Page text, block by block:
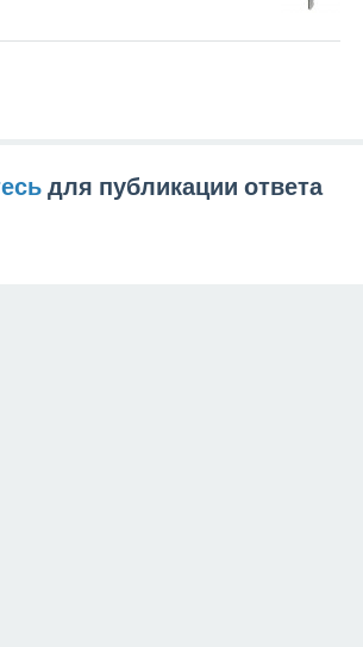
для публикации ответа